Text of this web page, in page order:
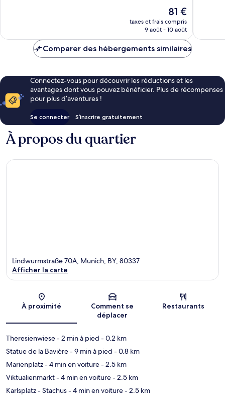
Le
nouveau
prix
de
81 €
taxes et frais compris
9 août - 10 août
Comparer des hébergements similaires
Connectez-vous pour découvrir les réductions et les
avantages dont vous pouvez bénéficier. Plus de récompenses
pour plus d’aventures !
Se connecter S’inscrire gratuitement
À propos du quartier
Carte
Lindwurmstraße 70A, Munich, BY, 80337
Afficher la carte
À proximité
Comment se
déplacer
Restaurants
Theresienwiese- 2 min à pied - 0.2 km
Statue de la Bavière- 9 min à pied - 0.8 km
Marienplatz- 4 min en voiture- 2.5 km
Viktualienmarkt- 4 min en voiture- 2.5 km
Karlsplatz - Stachus- 4 min en voiture- 2.5 km